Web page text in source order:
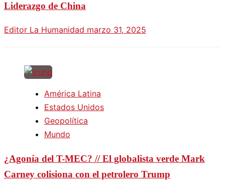
Liderazgo de China
Editor La Humanidad marzo 31, 2025
América Latina
Estados Unidos
Geopolítica
Mundo
¿Agonía del T-MEC? // El globalista verde Mark
Carney colisiona con el petrolero Trump